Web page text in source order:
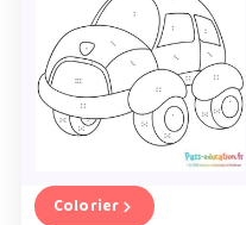
Colorier